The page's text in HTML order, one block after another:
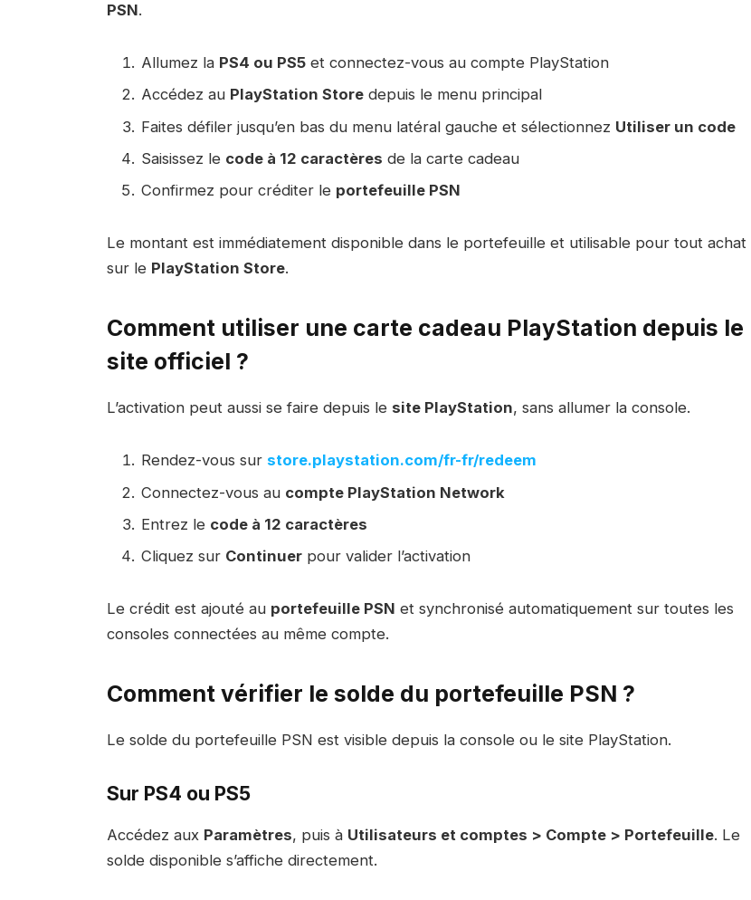
PSN.
Allumez la PS4 ou PS5et connectez-vous au compte PlayStation
Accédez au PlayStation Storedepuis le menu principal
Faites défiler jusqu’en bas du menu latéral gauche et sélectionnez Utiliser un code
Saisissez le code à 12 caractères de la carte cadeau
Confirmez pour créditer le portefeuille PSN
Le montant est immédiatement disponible dans le portefeuille et utilisable pour tout achat
sur le PlayStation Store.
Comment utiliser une carte cadeau PlayStation depuis le
site officiel ?
L’activation peut aussi se faire depuis le site PlayStation, sans allumer la console.
Rendez-vous sur store.playstation.com/fr-fr/redeem
Connectez-vous au compte PlayStation Network
Entrez le code à 12 caractères
Cliquez sur Continuerpour valider l’activation
Le crédit est ajouté au portefeuille PSN et synchronisé automatiquement sur toutes les
consoles connectées au même compte.
Comment vérifier le solde du portefeuille PSN ?
Le solde du portefeuille PSN est visible depuis la console ou le site PlayStation.
Sur PS4 ou PS5
Accédez aux Paramètres, puis à Utilisateurs et comptes > Compte > Portefeuille. Le
solde disponible s’affiche directement.